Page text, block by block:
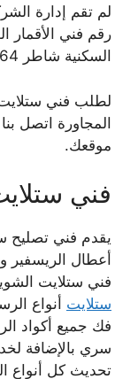
لم تقم إدارة
رقم فني الأقمار
السكنية شاطر 55704664 فنيو الستلايت الكويتي.
لطلب فني ستلايت
المجاورة اتصل
موقعك.
فني
يقدم فني تصليح
أعطال الريسفير
فني ستلايت
ستلايت أنواع
فك جميع أكواد
سري بالإضافة
تحديث كل أنواع